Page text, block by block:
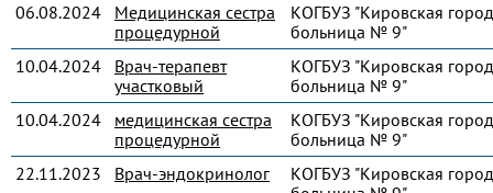
06.08.2024
Медицинская сестра
процедурной
КОГБУЗ "Кировская
больница № 9"
10.04.2024
Врач-терапевт
участковый
КОГБУЗ "Кировская
больница № 9"
10.04.2024
медицинская сестра
процедурной
КОГБУЗ "Кировская
больница № 9"
22.11.2023
Врач-эндокринолог
КОГБУЗ "Кировская